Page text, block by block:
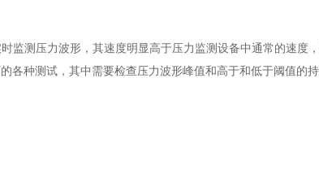
监测压力波形，其速度明显高于压力监测设备中通常的速度，
各种测试，其中需要检查压力波形峰值和高于和低于阈值的